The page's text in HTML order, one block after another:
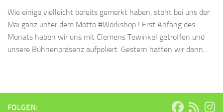
Wie einige vielleicht bereits gemerkt haben, steht bei uns der
Mai ganz unter dem Motto #Workshop ! Erst Anfang des
Monats haben wir uns mit Clemens Tewinkel getroffen und
unsere Bühnenpräsenz aufpoliert. Gestern hatten wir dann...
FOLGEN: